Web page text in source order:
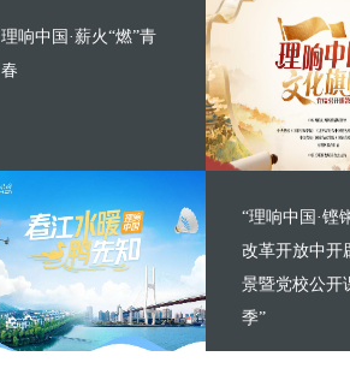
理响中国·薪火“燃”青
春
“理响中国·铿
改革开放中开
景暨党校公开
季”